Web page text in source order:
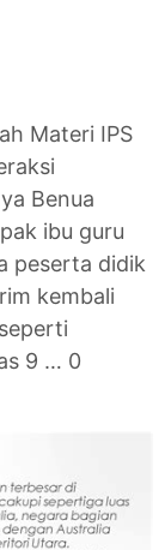
Materi IPS
Benua
ibu guru
peserta didik
kembali
9 … 0